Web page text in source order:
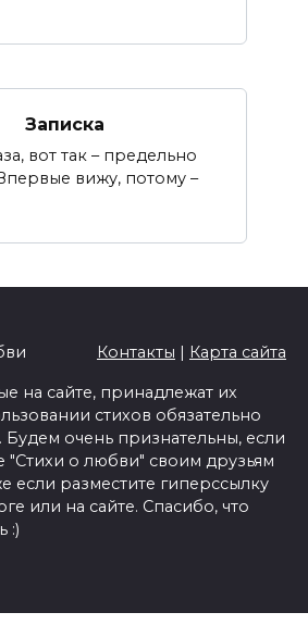
Записка
вот так – предельно
вижу, потому –
Контакты Карта сайта
на сайте, принадлежат их
стихов обязательно
Будем очень признательны, если
"Стихи о любви" своим друзьям
если разместите гиперссылку
или на сайте. Спасибо, что
:)